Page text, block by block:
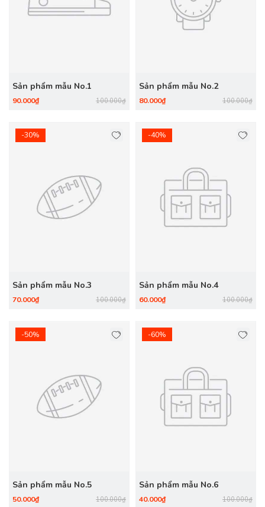
Sản phẩm mẫu No.1
90.000₫ 100.000₫
Sản phẩm mẫu No.2
80.000₫ 100.000₫
-30%
Sản phẩm mẫu No.3
70.000₫ 100.000₫
-40%
Sản phẩm mẫu No.4
60.000₫ 100.000₫
-50%
Sản phẩm mẫu No.5
50.000₫ 100.000₫
-60%
Sản phẩm mẫu No.6
40.000₫ 100.000₫